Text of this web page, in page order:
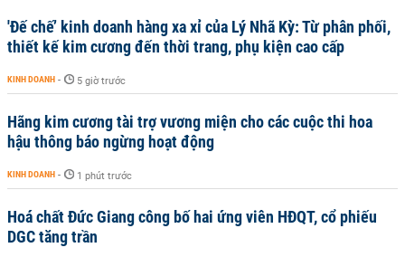
'Đế chế’ kinh doanh hàng xa xỉ của Lý Nhã Kỳ: Từ phân phối,
thiết kế kim cương đến thời trang, phụ kiện cao cấp
KINH DOANH - 5 giờ trước
Hãng kim cương tài trợ vương miện cho các cuộc thi hoa
hậu thông báo ngừng hoạt động
KINH DOANH - 1 phút trước
Hoá chất Đức Giang công bố hai ứng viên HĐQT, cổ phiếu
DGC tăng trần